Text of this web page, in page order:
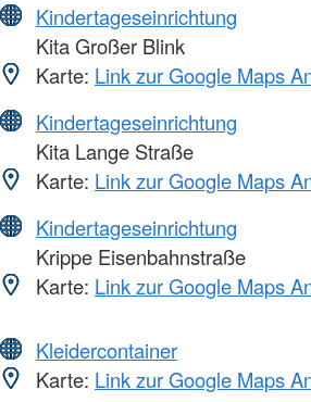
Kindertageseinrichtung
Kita Großer Blink
Karte: Link zur Google Maps
Kindertageseinrichtung
Kita Lange Straße
Karte: Link zur Google Maps
Kindertageseinrichtung
Krippe Eisenbahnstraße
Karte: Link zur Google Maps
Kleidercontainer
Karte: Link zur Google Maps